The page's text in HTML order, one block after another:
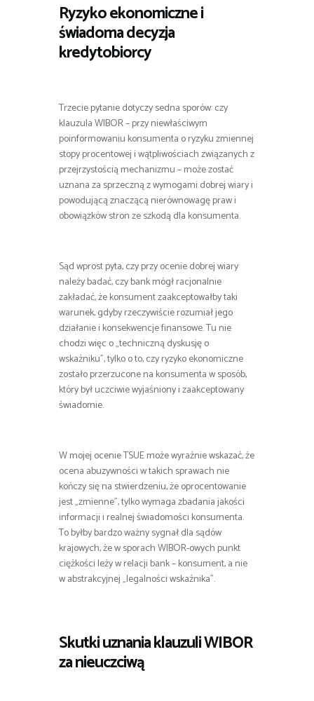
Ryzyko ekonomiczne i
świadoma decyzja
kredytobiorcy
Trzecie pytanie dotyczy sedna sporów: czy
klauzula WIBOR – przy niewłaściwym
poinformowaniu konsumenta o ryzyku zmiennej
stopy procentowej i wątpliwościach związanych z
przejrzystością mechanizmu – może zostać
uznana za sprzeczną z wymogami dobrej wiary i
powodującą znaczącą nierównowagę praw i
obowiązków stron ze szkodą dla konsumenta.
Sąd wprost pyta, czy przy ocenie dobrej wiary
należy badać, czy bank mógł racjonalnie
zakładać, że konsument zaakceptowałby taki
warunek, gdyby rzeczywiście rozumiał jego
działanie i konsekwencje finansowe. Tu nie
chodzi więc o „techniczną dyskusję o
wskaźniku”, tylko o to, czy ryzyko ekonomiczne
zostało przerzucone na konsumenta w sposób,
który był uczciwie wyjaśniony i zaakceptowany
świadomie.
W mojej ocenie TSUE może wyraźnie wskazać, że
ocena abuzywności w takich sprawach nie
kończy się na stwierdzeniu, że oprocentowanie
jest „zmienne”, tylko wymaga zbadania jakości
informacji i realnej świadomości konsumenta.
To byłby bardzo ważny sygnał dla sądów
krajowych, że w sporach WIBOR-owych punkt
ciężkości leży w relacji bank – konsument, a nie
w abstrakcyjnej „legalności wskaźnika”.
Skutki uznania klauzuli WIBOR
za nieuczciwą